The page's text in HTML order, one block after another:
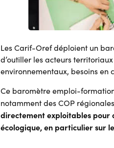
Les Carif-Oref déploient un
d’outiller les acteurs
environnementaux, besoins
Ce baromètre emploi-
notamment des COP
directement exploitables
écologique, en particulier sur